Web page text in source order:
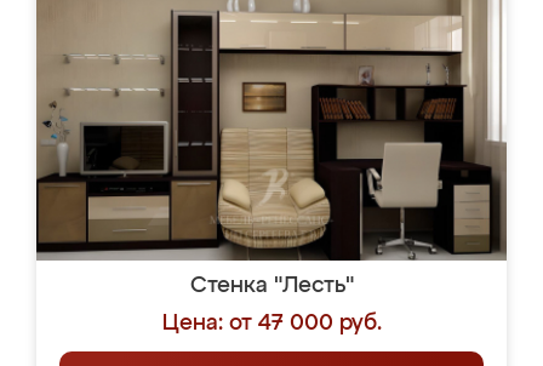
Стенка "Лесть"
Цена: от 47 000 руб.